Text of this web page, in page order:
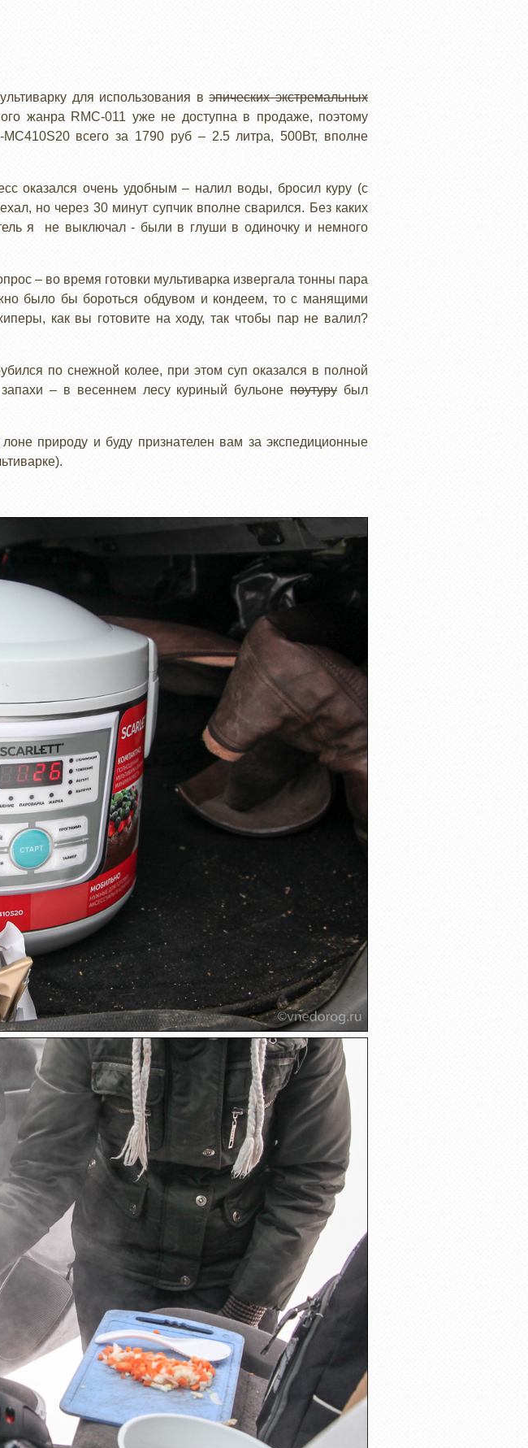
для использования вэпических экстремальных
жанра RMC-011 уже не доступна в продаже, поэтому
всего за 1790 руб – 2.5 литра, 500Вт, вполне
оказался очень удобным – налил воды, бросил куру (с
но через 30 минут супчик вполне сварился. Без каких
я не выключал - были в глуши в одиночку и немного
– во время готовки мультиварка извергала тонны пара
было бы бороться обдувом и кондеем, то с манящими
как вы готовите на ходу, так чтобы пар не валил?
по снежной колее, при этом суп оказался в полной
– в весеннем лесу куриный бульонепоутурубыл
природу и буду признателен вам за экспедиционные